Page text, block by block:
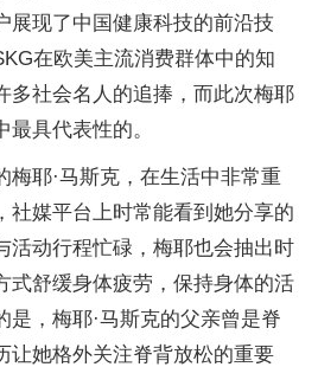
展现了中国健康科技的前沿技
在欧美主流消费群体中的知
多社会名人的追捧，而此次梅耶
具代表性的。
梅耶·马斯克，在生活中非常重
社媒平台上时常能看到她分享的
活动行程忙碌，梅耶也会抽出时
式舒缓身体疲劳，保持身体的活
是，梅耶·马斯克的父亲曾是脊
让她格外关注脊背放松的重要